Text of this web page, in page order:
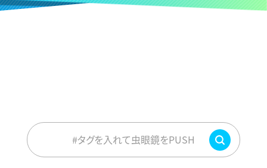
#タグを入れて虫眼鏡をPUSH